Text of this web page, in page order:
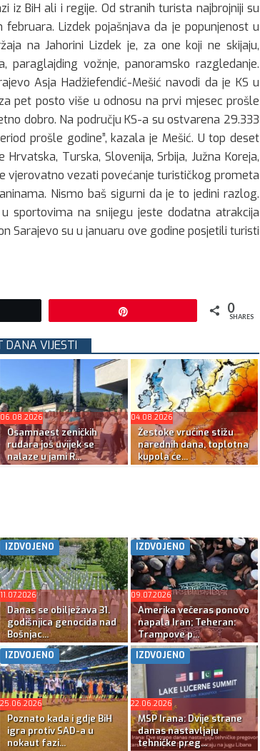
iz BiH ali i regije. Od stranih turista najbrojniji su
Lizdek pojašnjava da je popunjenost u
na Jahorini Lizdek je, za one koji ne skijaju,
paraglajding vožnje, panoramsko razgledanje.
Asja Hadžiefendić-Mešić navodi da je KS u
pet posto više u odnosu na prvi mjesec prošle
dobro. Na području KS-a su ostvarena 29.333
prošle godine”, kazala je Mešić. U top deset
Turska, Slovenija, Srbija, Južna Koreja,
vjerovatno vezati povećanje turističkog prometa
Nismo baš sigurni da je to jedini razlog.
sportovima na snijegu jeste dodatna atrakcija
Sarajevo su u januaru ove godine posjetili turisti
0
SHARES
DANA VIJESTI
06.08.2026
Osamnaest zeničkih
rudara još uvijek se
nalaze u jami R...
04.08.2026
Žestoke vrućine stižu
narednih dana, toplotna
kupola će...
IZDVOJENO
11.07.2026
Danas se obilježava 31.
godišnjica genocida nad
Bošnjac...
IZDVOJENO
09.07.2026
Amerika večeras ponovo
napala Iran; Teheran:
Trampove p...
IZDVOJENO
25.06.2026
Poznato kada i gdje BiH
igra protiv SAD-a u
nokaut fazi...
IZDVOJENO
22.06.2026
MSP Irana: Dvije strane
danas nastavljaju
tehničke preg...